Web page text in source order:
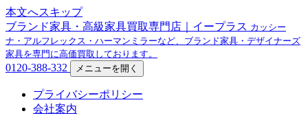
本文へスキップ
ブランド家具・高級家具買取専門店｜イープラス カッシー
ナ・アルフレックス・ハーマンミラーなど、ブランド家具・デザイナーズ
家具を専門に高価買取しております。
0120-388-332 メニューを開く
プライバシーポリシー
会社案内